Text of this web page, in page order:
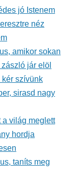
jó Istenem
néz
amikor sokan
jár elöl
kér szívünk
sirasd nagy
a világ meglett
hordja
taníts meg